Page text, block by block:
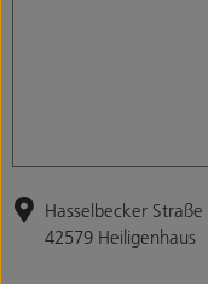
Hasselbecker
42579 Heiligenhaus